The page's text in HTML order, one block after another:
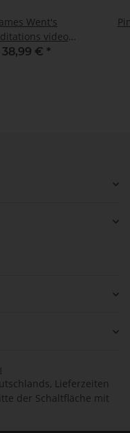
Went's
video
DOWNLOAD
38,99 € *
Lieferzeiten
der Schaltfläche mit